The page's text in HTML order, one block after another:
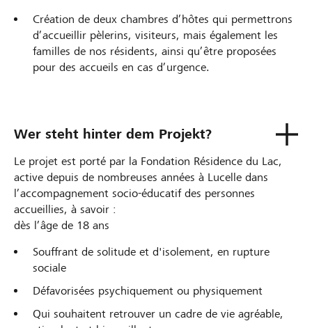
Création de deux chambres d’hôtes qui permettrons
d’accueillir pèlerins, visiteurs, mais également les
familles de nos résidents, ainsi qu’être proposées
pour des accueils en cas d’urgence.
Wer steht hinter dem Projekt?
Le projet est porté par la Fondation Résidence du Lac,
active depuis de nombreuses années à Lucelle dans
l’accompagnement socio-éducatif des personnes
accueillies, à savoir :
dès l’âge de 18 ans
Souffrant de solitude et d'isolement, en rupture
sociale
Défavorisées psychiquement ou physiquement
Qui souhaitent retrouver un cadre de vie agréable,